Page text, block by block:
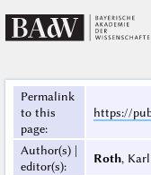
Permalink
to this
page:
https://
Author(s) |
editor(s):
Roth,